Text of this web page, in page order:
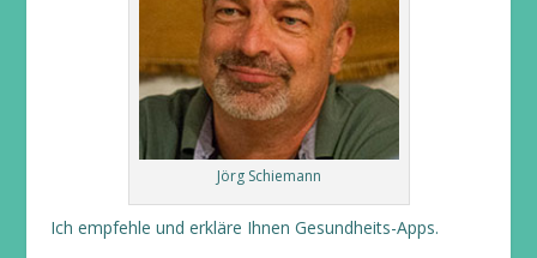
Jörg Schiemann
Ich empfehle und erkläre Ihnen Gesundheits-Apps.